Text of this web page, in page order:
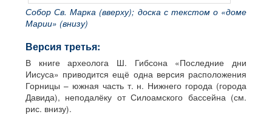
Собор Св. Марка (вверху); доска с текстом о «доме
Марии» (внизу)
Версия третья:
В книге археолога Ш. Гибсона «Последние дни
Иисуса» приводится ещё одна версия расположения
Горницы – южная часть т. н. Нижнего города (города
Давида), неподалёку от Силоамского бассейна (см.
рис. внизу).